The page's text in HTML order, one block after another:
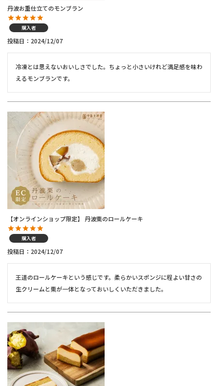
丹波お重仕立てのモンブラン
購入者
投稿日 2024/12/07
冷凍とは思えないおいしさでした。ちょっと小さいけれど満足感を味わ
えるモンブランです。
【オンラインショップ限定】 丹波栗のロールケーキ
購入者
投稿日 2024/12/07
王道のロールケーキという感じです。柔らかいスポンジに程よい甘さの
生クリームと栗が一体となっておいしくいただきました。